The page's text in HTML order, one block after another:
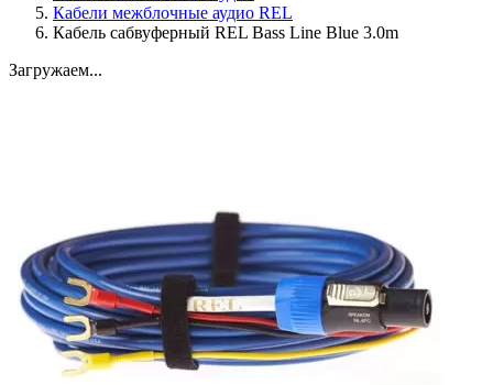
Кабели межблочные аудио REL
Кабель сабвуферный REL Bass Line Blue 3.0m
Загружаем...